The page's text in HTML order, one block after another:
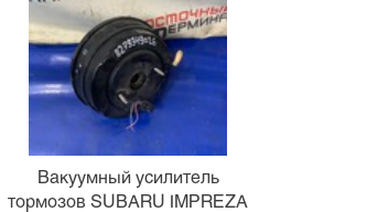
Вакуумный усилитель
тормозов SUBARU IMPREZA